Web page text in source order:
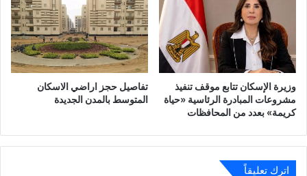
وزيرة الإسكان تتابع موقف تنفيذ
مشروعات المبادرة الرئاسية «حياة
كريمة» بعدد من المحافظات
تفاصيل حجز اراضي الاسكان
المتوسط بالمدن الجديدة
اترك تعليقاً